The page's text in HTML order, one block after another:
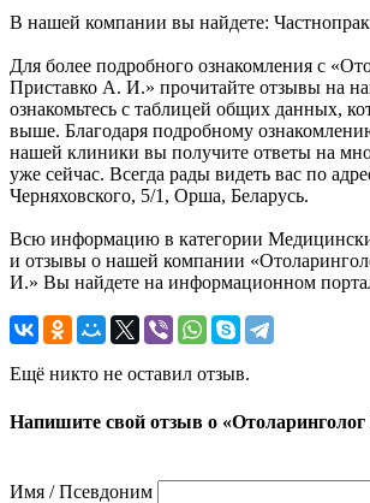
В нашей компании вы найдете:
Для более подробного ознакомления с
Приставко А. И.» прочитайте отзывы на
ознакомьтесь с таблицей общих данных,
выше. Благодаря подробному
нашей клиники вы получите ответы на
уже сейчас. Всегда рады видеть вас по
Черняховского, 5/1, Орша, Беларусь.
Всю информацию в категории
и отзывы о нашей компании
И.» Вы найдете на информационном
Ещё никто не оставил отзыв.
Напишите свой отзыв о
Имя / Псевдоним